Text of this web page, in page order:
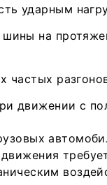
ударным
на
частых
движении с